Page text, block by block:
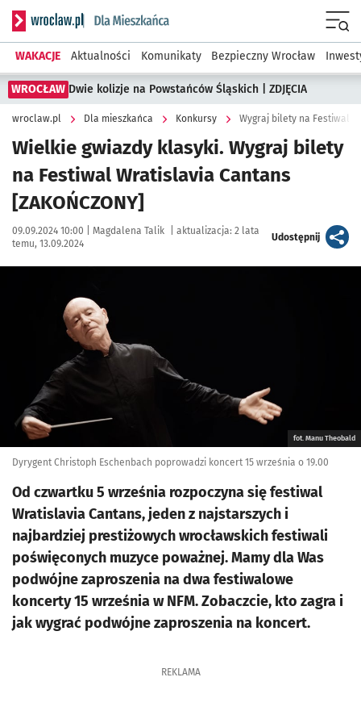
Serwis informacyjny wroclaw.pl podserwis: Dla mieszkańca
WAKACJE Aktualności Komunikaty Bezpieczny Wrocław
WROCŁAW Dwie kolizje na Powstańców Śląskich | ZDJĘCIA
wroclaw.pl Dla mieszkańca Konkursy Wygraj bilety na Festiwal
Wielkie gwiazdy klasyki. Wygraj bilety
na Festiwal Wratislavia Cantans
[ZAKOŃCZONY]
Data publikacji:
09.09.2024 10:00 | Autor:
Magdalena Talik aktualizacja: 2 lata
temu, 13.09.2024
Udostępnijartykuł
fot. Manu Theobald
Dyrygent Christoph Eschenbach poprowadzi koncert 15 września o 19.00
Od czwartku 5 września rozpoczyna się festiwal
Wratislavia Cantans, jeden z najstarszych i
najbardziej prestiżowych wrocławskich festiwali
poświęconych muzyce poważnej. Mamy dla Was
podwójne zaproszenia na dwa festiwalowe
koncerty 15 września w NFM. Zobaczcie, kto zagra i
jak wygrać podwójne zaproszenia na koncert.
REKLAMA